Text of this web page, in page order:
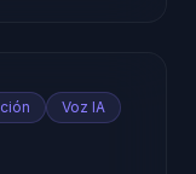
Voz IA